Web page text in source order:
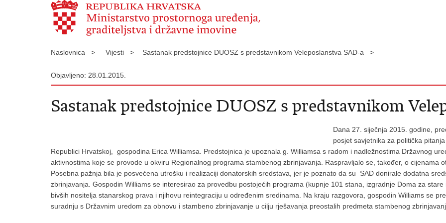
Naslovnica > Vijesti > Sastanak predstojnice DUOSZ s predstavnikom Veleposlanstva SAD-a >
Objavljeno: 28.01.2015.
Sastanak predstojnice DUOSZ s predstavnikom
Dana 27. siječnja 2015. godine,
posjet savjetnika za politička
Republici Hrvatskoj, gospodina Erica Williamsa. Predstojnica je upoznala g. Williamsa s radom i nadležnostima Državnog
aktivnostima koje se provode u okviru Regionalnog programa stambenog zbrinjavanja. Raspravljalo se, također, o cijenama
Posebna pažnja bila je posvećena utrošku i realizaciji donatorskih sredstava, jer je poznato da su SAD donirale dodatna
zbrinjavanja. Gospodin Williams se interesirao za provedbu postojećih programa (kupnje 101 stana, izgradnje Doma za
bivših nositelja stanarskog prava i njihovu reintegraciju u određenim sredinama. Na kraju razgovora, gospodin Williams se
suradnju s Državnim uredom za obnovu i stambeno zbrinjavanje u cilju rješavanja preostalih predmeta stambenog